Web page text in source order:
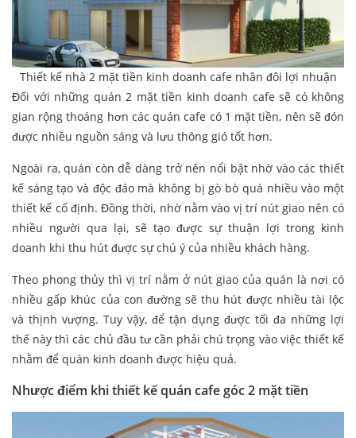
Thiết kế nhà 2 mặt tiền kinh doanh cafe nhân đôi lợi nhuận
Đối với những quán 2 mặt tiền kinh doanh cafe sẽ có không
gian rộng thoáng hơn các quán cafe có 1 mặt tiền, nên sẽ đón
được nhiều nguồn sáng và lưu thông gió tốt hơn.
Ngoài ra, quán còn dễ dàng trở nên nổi bật nhờ vào các thiết
kế sáng tạo và độc đáo mà không bị gò bò quá nhiều vào một
thiết kế cố định. Đồng thời, nhờ nằm vào vị trí nút giao nên có
nhiều người qua lại, sẽ tạo được sự thuận lợi trong kinh
doanh khi thu hút được sự chú ý của nhiều khách hàng.
Theo phong thủy thì vị trí nằm ở nút giao của quán là nơi có
nhiều gấp khúc của con đường sẽ thu hút được nhiều tài lộc
và thịnh vượng. Tuy vậy, để tận dụng được tối đa những lợi
thế này thì các chủ đầu tư cần phải chú trọng vào việc thiết kế
nhằm để quán kinh doanh được hiệu quả.
Nhược điểm khi thiết kế quán cafe góc 2 mặt tiền